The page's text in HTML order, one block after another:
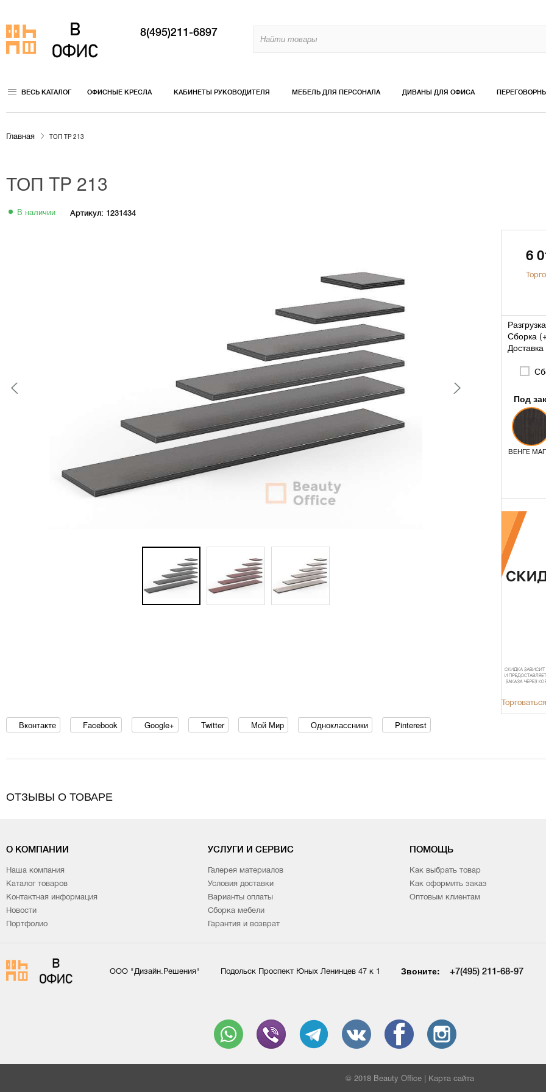
8(495)211-6897
ВЕСЬ КАТАЛОГ ОФИСНЫЕ КРЕСЛА КАБИНЕТЫ РУКОВОДИТЕЛЯ МЕБЕЛЬ ДЛЯ ПЕРСОНАЛА ДИВАНЫ ДЛЯ ОФИСА
Главная ТОП TP 213
ТОП TP 213
В наличии Артикул: 1231434
6
Сборка
Доставка
Под
ВЕНГЕ
Вконтакте Facebook Google+ Twitter Мой Мир Одноклассники Pinterest
ОТЗЫВЫ О ТОВАРЕ
О КОМПАНИИ
Наша компания
Каталог товаров
Контактная информация
Новости
Портфолио
УСЛУГИ И СЕРВИС
Галерея материалов
Условия доставки
Варианты оплаты
Сборка мебели
Гарантия и возврат
ПОМОЩЬ
Как выбрать товар
Как оформить заказ
Оптовым клиентам
ООО "Дизайн.Решения" Подольск Проспект Юных Ленинцев 47 к 1 Звоните: +7(495) 211-68-97
© 2018 Beauty Office | Карта сайта